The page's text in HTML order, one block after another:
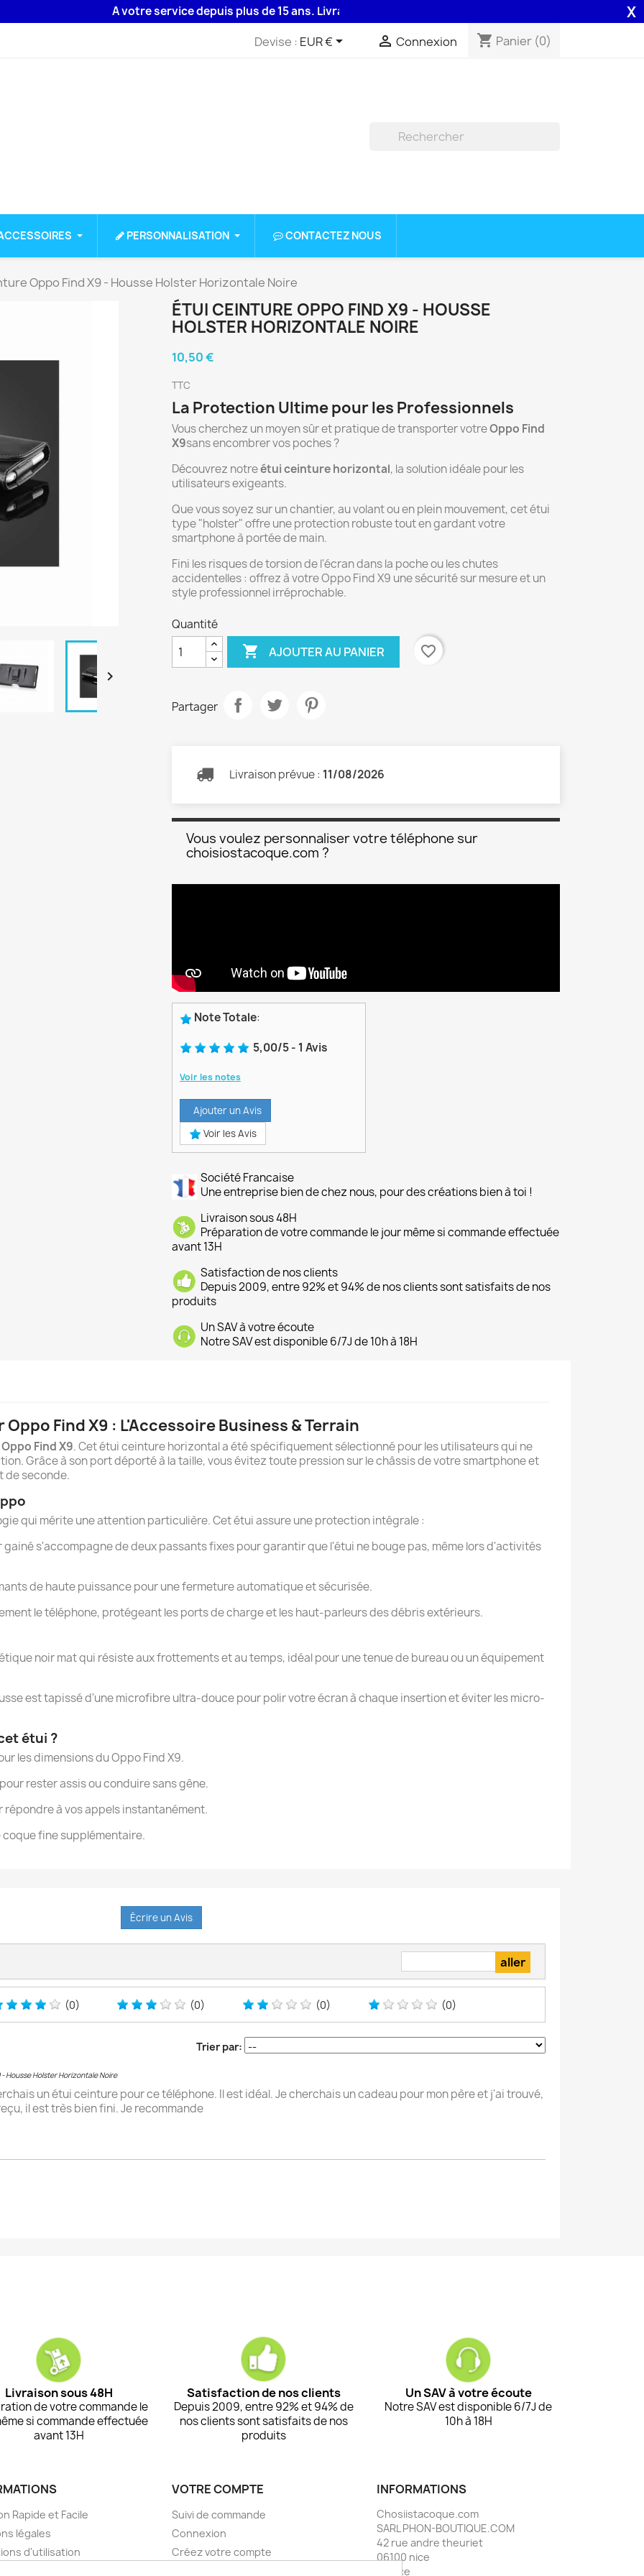
A votre service depuis plus de 15 ans. Livraison 48H assurée par la Poste . X
Devise : EUR €  Connexion shopping_cart Panier (0)
PERSONNALISATION CONTACTEZ NOUS
Oppo Find X9 - Housse Holster Horizontale Noire

ÉTUI CEINTURE OPPO FIND X9 - HOUSSE
HOLSTER HORIZONTALE NOIRE
10,50 €
TTC
La Protection Ultime pour les Professionnels
Vous cherchez un moyen sûr et pratique de transporter votreOppo Find
X9sans encombrer vos poches ?
Découvrez notreétui ceinture horizontal, la solution idéale pour les
utilisateurs exigeants.
Que vous soyez sur un chantier, au volant ou en plein mouvement, cet étui
type "holster" offre une protection robuste tout en gardant votre
smartphone à portée de main.
Fini les risques de torsion de l'écran dans la poche ou les chutes
accidentelles : offrez à votre Oppo Find X9 une sécurité sur mesure et un
style professionnel irréprochable.
Quantité
 AJOUTER AU PANIER favorite_border
Partager
Livraison prévue : 11/08/2026
Vous voulez personnaliser votre téléphone sur
choisiostacoque.com ?
Note Totale:
5,00/5- 1 Avis
Voir les notes
Ajouter un Avis
Voir les Avis
Société Francaise
Une entreprise bien de chez nous, pour des créations bien à toi !
Livraison sous 48H
Préparation de votre commande le jour même si commande effectuée
avant 13H
Satisfaction de nos clients
Depuis 2009, entre 92% et 94% de nos clients sont satisfaits de nos
produits
Un SAV à votre écoute
Notre SAV est disponible 6/7J de 10h à 18H
Find X9 : L'Accessoire Business & Terrain
Oppo Find X9. Cet étui ceinture horizontal a été spécifiquement sélectionné pour les utilisateurs qui ne
Grâce à son port déporté à la taille, vous évitez toute pression sur le châssis de votre smartphone et
de seconde.
qui mérite une attention particulière. Cet étui assure une protection intégrale :
s'accompagne de deux passants fixes pour garantir que l'étui ne bouge pas, même lors d'activités
de haute puissance pour une fermeture automatique et sécurisée.
le téléphone, protégeant les ports de charge et les haut-parleurs des débris extérieurs.
noir mat qui résiste aux frottements et au temps, idéal pour une tenue de bureau ou un équipement
est tapissé d'une microfibre ultra-douce pour polir votre écran à chaque insertion et éviter les micro-
étui ?
les dimensions du Oppo Find X9.
rester assis ou conduire sans gêne.
à vos appels instantanément.
fine supplémentaire.
Écrire un Avis
(0) (0) (0) (0)
Trier par:
Housse Holster Horizontale Noire
un étui ceinture pour ce téléphone. Il est idéal. Je cherchais un cadeau pour mon père et j'ai trouvé,
il est très bien fini. Je recommande
Livraison sous 48H
de votre commande le
si commande effectuée
avant 13H
Satisfaction de nos clients
Depuis 2009, entre 92% et 94% de
nos clients sont satisfaits de nos
produits
Un SAV à votre écoute
Notre SAV est disponible 6/7J de
10h à 18H
Rapide et Facile
légales
d'utilisation
VOTRE COMPTE
Suivi de commande
Connexion
Créez votre compte
INFORMATIONS
Chosiistacoque.com
SARL PHON-BOUTIQUE.COM
42 rue andre theuriet
06100 nice
France